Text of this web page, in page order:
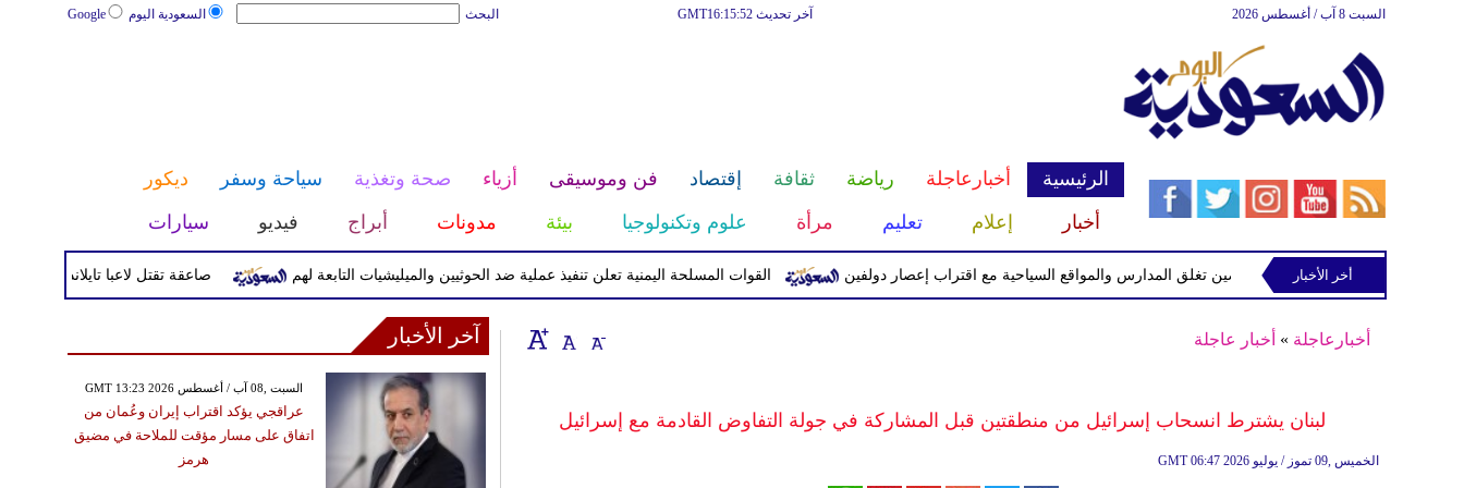
السعودية اليوم Google البحث آخر تحديث GMT16:15:52 السبت 8 آب / أغسطس 2026
الرئيسية أخبارعاجلة رياضة ثقافة إقتصاد فن وموسيقى أزياء صحة وتغذية سياحة وسفر
ديكور
أخبار
إعلام تعليم مرأة علوم وتكنولوجيا بيئة مدونات أبراج فيديو سيارات
صاعقة تقتل لاعبا تايلانديا وتصيب 12 آخرين خلال مباراة القوات المسلحة اليمنية تعلن تنفيذ عملية ضد الحوثيين والميليشيات التابعة لهم الصين تغلق المدارس والمواقع السياحية مع اقتراب إعصار دولفين أخر الأخبار
أخبارعاجلة » أخبار عاجلة
لبنان يشترط انسحاب إسرائيل من منطقتين قبل المشاركة في جولة التفاوض القادمة مع إسرائيل
GMT 06:47 2026 الخميس ,09 تموز / يوليو
آخر الأخبار
GMT 13:23 2026 السبت ,08 آب / أغسطس
عراقجي يؤكد اقتراب إيران وعُمان من
اتفاق على مسار مؤقت للملاحة في مضيق
هرمز